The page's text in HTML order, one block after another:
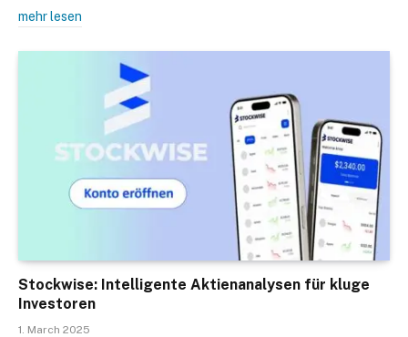
mehr lesen
Stockwise: Intelligente Aktienanalysen für kluge
Investoren
1. March 2025